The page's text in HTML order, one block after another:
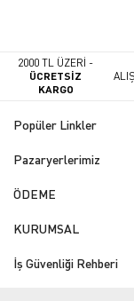
2000 TL ÜZERİ -
ÜCRETSİZ
KARGO
Popüler Linkler
Pazaryerlerimiz
ÖDEME
KURUMSAL
İş Güvenliği Rehberi